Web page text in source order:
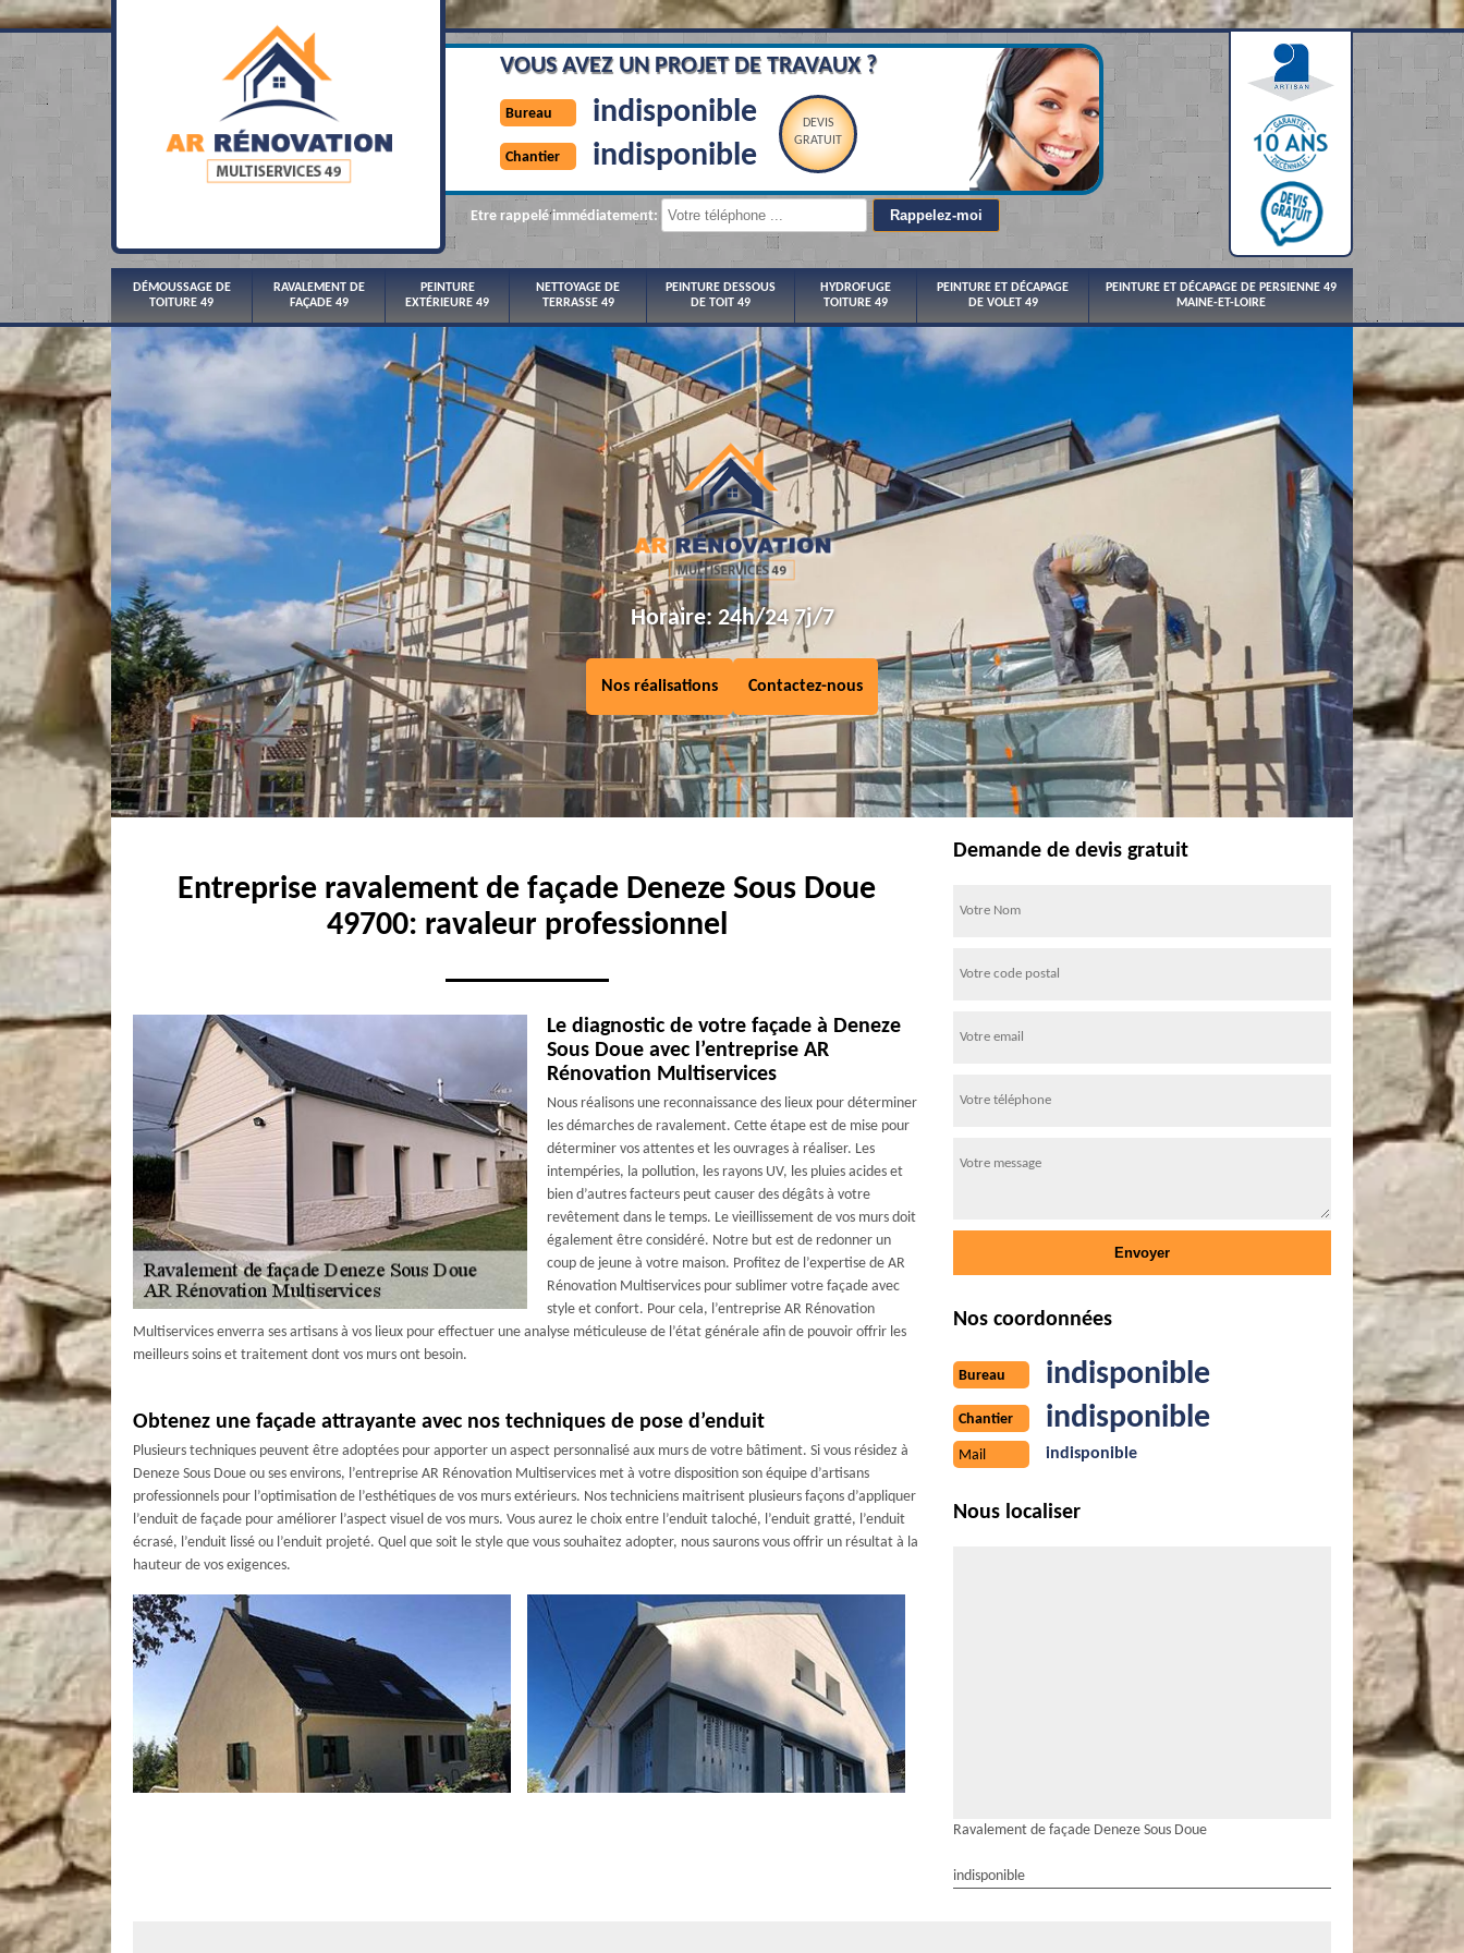
VOUS AVEZ UN PROJET DE TRAVAUX ?
Bureau indisponible
Chantier indisponible
DEVIS
GRATUIT
Etre rappelé immédiatement:
DÉMOUSSAGE DE
TOITURE 49
RAVALEMENT DE
FAÇADE 49
PEINTURE
EXTÉRIEURE 49
NETTOYAGE DE
TERRASSE 49
PEINTURE DESSOUS
DE TOIT 49
HYDROFUGE
TOITURE 49
PEINTURE ET DÉCAPAGE
DE VOLET 49
PEINTURE ET DÉCAPAGE DE PERSIENNE 49
MAINE-ET-LOIRE
Horaire: 24h/24 7j/7
Nos réalisations Contactez-nous
Entreprise ravalement de façade Deneze Sous Doue
49700: ravaleur professionnel
Le diagnostic de votre façade à Deneze
Sous Doue avec l’entreprise AR
Rénovation Multiservices
Nous réalisons une reconnaissance des lieux pour déterminer
les démarches de ravalement. Cette étape est de mise pour
déterminer vos attentes et les ouvrages à réaliser. Les
intempéries, la pollution, les rayons UV, les pluies acides et
bien d’autres facteurs peut causer des dégâts à votre
revêtement dans le temps. Le vieillissement de vos murs doit
également être considéré. Notre but est de redonner un
coup de jeune à votre maison. Profitez de l’expertise de AR
Rénovation Multiservices pour sublimer votre façade avec
style et confort. Pour cela, l’entreprise AR Rénovation
Multiservices enverra ses artisans à vos lieux pour effectuer une analyse méticuleuse de l’état générale afin de pouvoir offrir les
meilleurs soins et traitement dont vos murs ont besoin.
Obtenez une façade attrayante avec nos techniques de pose d’enduit
Plusieurs techniques peuvent être adoptées pour apporter un aspect personnalisé aux murs de votre bâtiment. Si vous résidez à
Deneze Sous Doue ou ses environs, l’entreprise AR Rénovation Multiservices met à votre disposition son équipe d’artisans
professionnels pour l’optimisation de l’esthétiques de vos murs extérieurs. Nos techniciens maitrisent plusieurs façons d’appliquer
l’enduit de façade pour améliorer l’aspect visuel de vos murs. Vous aurez le choix entre l’enduit taloché, l’enduit gratté, l’enduit
écrasé, l’enduit lissé ou l’enduit projeté. Quel que soit le style que vous souhaitez adopter, nous saurons vous offrir un résultat à la
hauteur de vos exigences.
Demande de devis gratuit
Nos coordonnées
Bureau indisponible
Chantier indisponible
Mail indisponible
Nous localiser
Ravalement de façade Deneze Sous Doue
indisponible